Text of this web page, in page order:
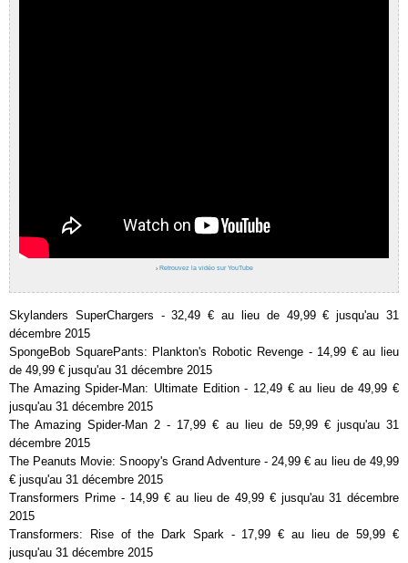
› Retrouvez la vidéo sur YouTube
Skylanders SuperChargers - 32,49 € au lieu de 49,99 € jusqu'au 31
décembre 2015
SpongeBob SquarePants: Plankton's Robotic Revenge - 14,99 € au lieu
de 49,99 € jusqu'au 31 décembre 2015
The Amazing Spider-Man: Ultimate Edition - 12,49 € au lieu de 49,99 €
jusqu'au 31 décembre 2015
The Amazing Spider-Man 2 - 17,99 € au lieu de 59,99 € jusqu'au 31
décembre 2015
The Peanuts Movie: Snoopy's Grand Adventure - 24,99 € au lieu de 49,99
€ jusqu'au 31 décembre 2015
Transformers Prime - 14,99 € au lieu de 49,99 € jusqu'au 31 décembre
2015
Transformers: Rise of the Dark Spark - 17,99 € au lieu de 59,99 €
jusqu'au 31 décembre 2015